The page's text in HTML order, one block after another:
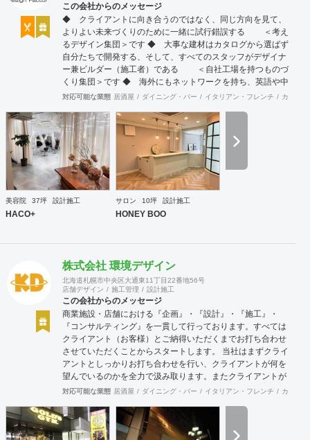
この会社からのメッセージ
◆ クライアントに向き合うのではなく、同じ方向を見て、
よりよい未来づくりのために一緒に試行錯誤する ＜考え
るデザイン集団＞です ◆ 大事な建材はカタログから選ばず
自分たちで開発する、そして、すべてのスタッフがデザイナ
ー兼ビルダー（施工者）である ＜自社工場を持つものづ
くり集団＞です ◆ 海外にもネットワークを持ち、英語や中
国語に堪能なスタッフたちが、海外から国内への出店をスム
工案件、設計＋造作物の案件、施工案件、造作物制作など、
多様な請負形態が可能です。工場では金属を中心にさまざま
な素材を用いた制作が可能で、例えば通常デザイン性とは無
縁な特定防火設備（鉄扉）などにも高いデザイン性を施すこ
とも可能です。 GRIDFRAME とりかえのきかない空間
https://gridframe.co.jp/ Synes(シネス) 霧のようなやわらか
な空間 http://synes.jp/ SOTOCHIKU 時間の蓄積を取り
込む空間 https://sotochiku.com/
対応可能な業態 居酒屋 ダイニング・バー イタリアン・フレンチ カフェ
美容院 37坪 設計施工
HACO+
サロン 10坪 設計施工
HONEY BOO
株式会社 環境デザイン
北海道札幌市中央区大通東11丁目22番地56号
店舗デザイン
施工管理 設計施工
この会社からのメッセージ
商業施設・店舗における『企画』・『設計』・『施工』・
『コンサルティング』を一貫して行っております。すべては
クライアント（お客様）とご納得いただくまでお打ち合わせ
させていただくことからスタートします。 当社はまずクライ
アントとしっかりお打ち合わせを行い、クライアントが何を
望んでいるのかを全力で汲み取ります。またクライアントが
思い描いていることをどのように表現していいのかお困りの
培ってきた当社ならではのノウハウでご提案いたします。
対応可能な業態 居酒屋 ダイニング・バー イタリアン・フレンチ カフェ